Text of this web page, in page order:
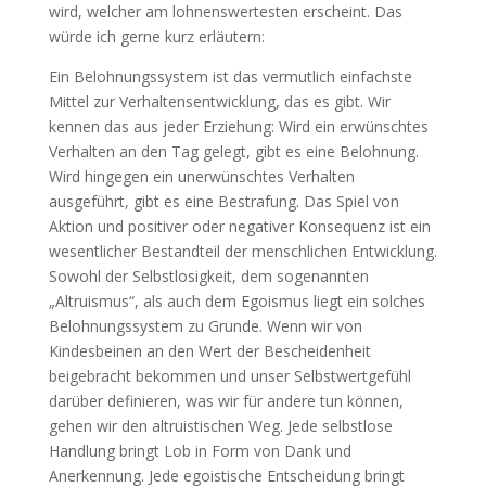
wird, welcher am lohnenswertesten erscheint. Das
würde ich gerne kurz erläutern:
Ein Belohnungssystem ist das vermutlich einfachste
Mittel zur Verhaltensentwicklung, das es gibt. Wir
kennen das aus jeder Erziehung: Wird ein erwünschtes
Verhalten an den Tag gelegt, gibt es eine Belohnung.
Wird hingegen ein unerwünschtes Verhalten
ausgeführt, gibt es eine Bestrafung. Das Spiel von
Aktion und positiver oder negativer Konsequenz ist ein
wesentlicher Bestandteil der menschlichen Entwicklung.
Sowohl der Selbstlosigkeit, dem sogenannten
„Altruismus“, als auch dem Egoismus liegt ein solches
Belohnungssystem zu Grunde. Wenn wir von
Kindesbeinen an den Wert der Bescheidenheit
beigebracht bekommen und unser Selbstwertgefühl
darüber definieren, was wir für andere tun können,
gehen wir den altruistischen Weg. Jede selbstlose
Handlung bringt Lob in Form von Dank und
Anerkennung. Jede egoistische Entscheidung bringt